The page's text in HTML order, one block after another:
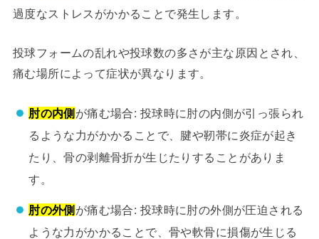
過度なストレスがかかることで発生します。
投球フォームの乱れや投球数の多さが主な原因とされ、
痛む場所によって症状が異なります。
肘の内側が痛む場合: 投球時に肘の内側が引っ張られ
るような力がかかることで、腱や靭帯に炎症が起き
たり、骨の剥離骨折が生じたりすることがありま
す。
肘の外側が痛む場合: 投球時に肘の外側が圧迫される
ような力がかかることで、骨や軟骨に損傷が生じる